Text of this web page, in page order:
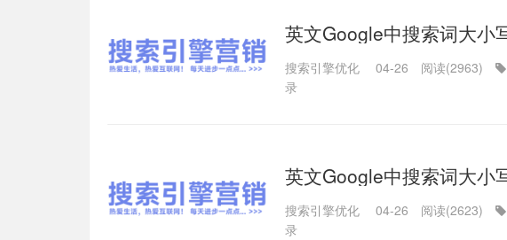
英文Google中搜索词大小
搜索引擎优化 04-26 阅读(2963)
录
英文Google中搜索词大小
搜索引擎优化 04-26 阅读(2623)
录